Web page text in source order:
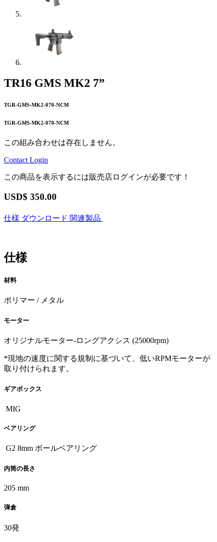
TR16 GMS MK2 7”
TGR-GMS-MK2-070-NCM
TGR-GMS-MK2-070-NCM
この組み合わせは存在しません。
Contact Login
この商品を表示するには販売店ログインが必要です！
USD$ 350.00
仕様 ダウンロード 関連製品
仕様
材料
ポリマー / メタル
モーター
オリジナルモーター-ロングアクシス (25000rpm)
*現地の速度に関する規制に基づいて、低いRPMモーターが
取り付けられます。
ギアボックス
MIG
ベアリング
G2 8mm ボールベアリング
内筒の長さ
205 mm
弾倉
30発